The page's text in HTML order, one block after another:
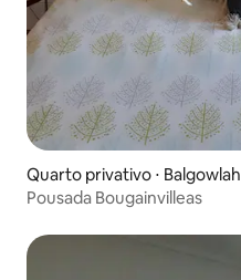
Quarto privativo ⋅ Balgowlah
Pousada Bougainvilleas